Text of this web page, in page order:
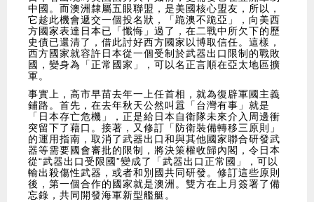
中國。而澳洲隸屬五眼聯盟，是美國核心盟友，所以，
它趁此機會遞交一個投名狀，「跪澳不跪亞」，向美西
方國家表達日本已「懺悔」過了，在二戰中所欠下的歷
史債已還清了，借此討好西方國家以博取信任。這樣，
西方國家就容許日本從一個受制於武器出口限制的戰敗
國，變身為「正常國家」，可以名正言順在亞太地區擴
軍。
事實上，高市早苗去年一上任首相，就為復辟軍國主義
鋪路。首先，在去年秋天公然叫囂「台灣有事」就是
「日本存亡危機」，正是給日本自衛隊未來介入周邊衝
突留下了藉口。接著，又修訂「防衛裝備轉移三原則」
的運用指南，取消了武器出口和與其他國家聯合研發武
器等需要國會審批的限制，將決策權收歸內閣，令日本
從“武器出口受限國”變成了「武器出口正常國」，可以
輸出殺傷性武器，或者和別國共同研發。修訂這些原則
後，第一個合作的國家就是澳洲。雙方在上月簽署了備
忘錄，共同開發海軍新型艦艇。